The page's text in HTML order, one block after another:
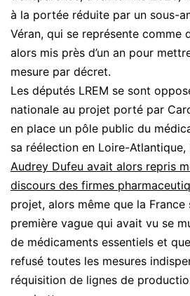
à la portée réduite par un sous-
Véran, qui se représente comme
alors mis près d’un an pour
mesure par décret.
Les députés LREM se sont
nationale au projet porté par
en place un pôle public du
sa réélection en Loire-Atlantique,
Audrey Dufeu avait alors repris
discours des firmes
projet, alors même que la France
première vague qui avait vu se
de médicaments essentiels et
refusé toutes les mesures
réquisition de lignes de